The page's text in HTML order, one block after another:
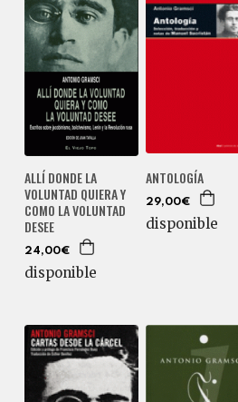
ALLÍ DONDE LA
VOLUNTAD QUIERA Y
COMO LA VOLUNTAD
DESEE
24,00€
disponible
ANTOLOGÍA
29,00€
disponible